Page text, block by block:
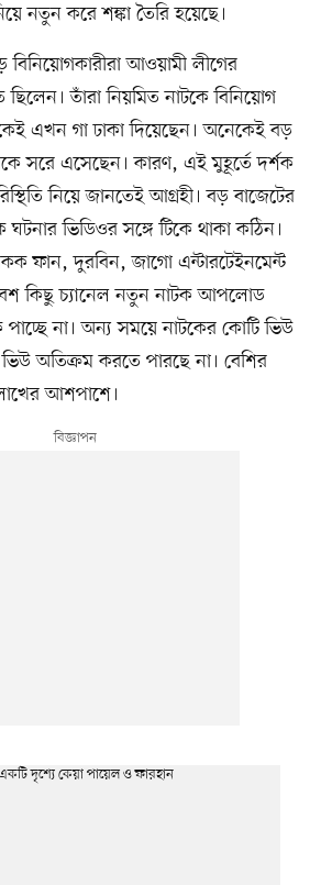
নতুন করে শঙ্কা তৈরি হয়েছে।
বিনিয়োগকারীরা আওয়ামী লীগের
তাঁরা নিয়মিত নাটকে বিনিয়োগ
এখন গা ঢাকা দিয়েছেন। অনেকেই বড়
সরে এসেছেন। কারণ, এই মুহূর্তে দর্শক
নিয়ে জানতেই আগ্রহী। বড় বাজেটের
ভিডিওর সঙ্গে টিকে থাকা কঠিন।
ফান, দুরবিন, জাগো এন্টারটেইনমেন্ট
কিছু চ্যানেল নতুন নাটক আপলোড
না। অন্য সময়ে নাটকের কোটি ভিউ
অতিক্রম করতে পারছে না। বেশির
আশপাশে।